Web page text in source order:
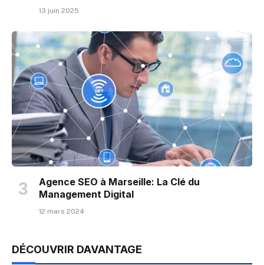
13 juin 2025
Agence SEO à Marseille: La Clé du
Management Digital
12 mars 2024
DÉCOUVRIR DAVANTAGE